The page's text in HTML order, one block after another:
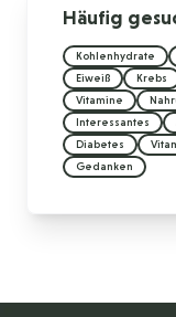
Häufig
Kohlenhydrate
Eiweiß
Krebs
Vitamine
Interessantes
Diabetes
Gedanken